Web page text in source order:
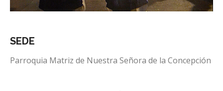
SEDE
Parroquia Matriz de Nuestra Señora de la Concepción